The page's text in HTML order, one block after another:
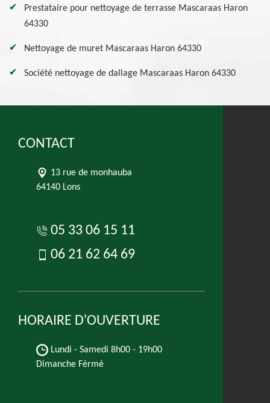
Prestataire pour nettoyage de terrasse Mascaraas Haron
64330
Nettoyage de muret Mascaraas Haron 64330
Société nettoyage de dallage Mascaraas Haron 64330
CONTACT
13 rue de monhauba
64140 Lons
05 33 06 15 11
06 21 62 64 69
HORAIRE D'OUVERTURE
Lundi - Samedi 8h00 - 19h00
Dimanche Férmé